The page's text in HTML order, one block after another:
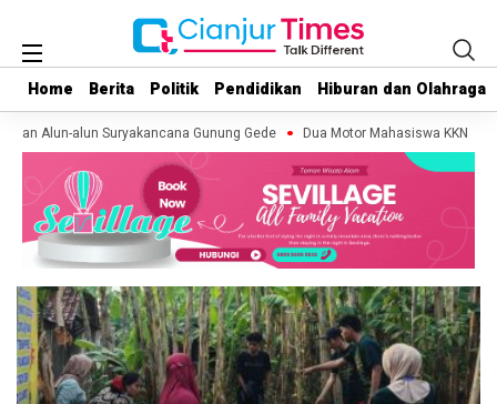
Home Berita Politik Pendidikan Hiburan dan Olahraga
Home Berita Politik Pendidikan Hiburan dan Olahraga
Alun-alun Suryakancana Gunung Gede Dua Motor Mahasiswa KKN di